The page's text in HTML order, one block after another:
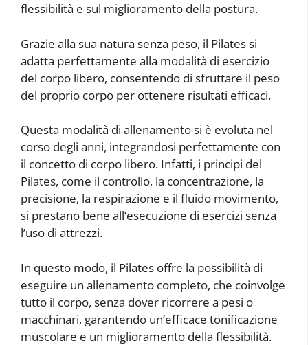
flessibilità e sul miglioramento della postura.
Grazie alla sua natura senza peso, il Pilates si
adatta perfettamente alla modalità di esercizio
del corpo libero, consentendo di sfruttare il peso
del proprio corpo per ottenere risultati efficaci.
Questa modalità di allenamento si è evoluta nel
corso degli anni, integrandosi perfettamente con
il concetto di corpo libero. Infatti, i principi del
Pilates, come il controllo, la concentrazione, la
precisione, la respirazione e il fluido movimento,
si prestano bene all’esecuzione di esercizi senza
l’uso di attrezzi.
In questo modo, il Pilates offre la possibilità di
eseguire un allenamento completo, che coinvolge
tutto il corpo, senza dover ricorrere a pesi o
macchinari, garantendo un’efficace tonificazione
muscolare e un miglioramento della flessibilità.